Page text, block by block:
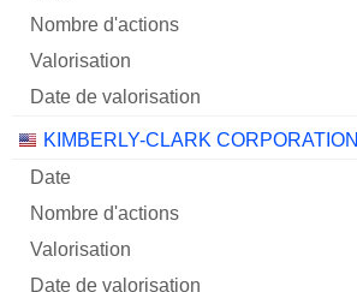
KIMBERLY-CLARK CORPORATION